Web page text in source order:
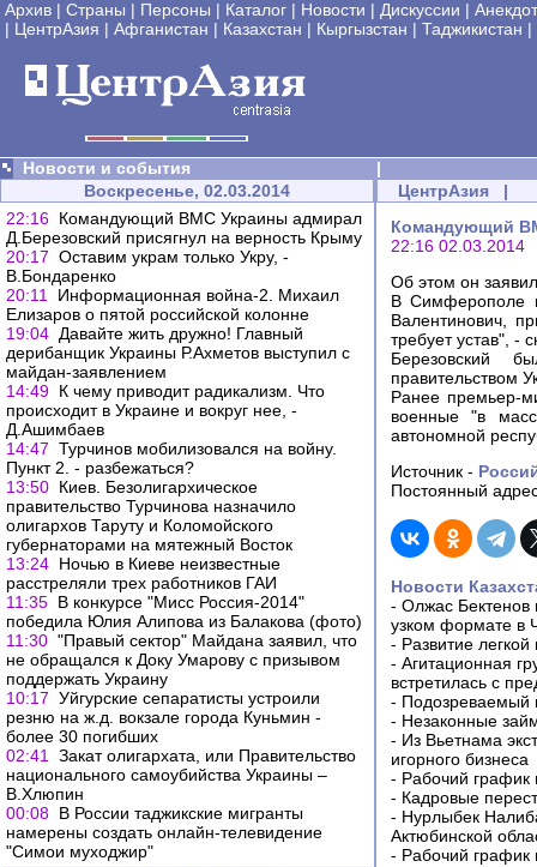
Архив | Страны | Персоны | Каталог | Новости | Дискуссии |
| ЦентрАзия | Афганистан | Казахстан | Кыргызстан | Таджикистан |
Новости и события
|
Воскресенье, 02.03.2014
22:16 Командующий ВМС Украины адмирал
Д.Березовский присягнул на верность Крыму
20:17 Оставим украм только Укру, -
В.Бондаренко
20:11
Информационная война-2. Михаил
Елизаров о пятой российской колонне
19:04 Давайте жить дружно! Главный
дерибанщик Украины Р.Ахметов выступил с
майдан-заявлением
14:49 К чему приводит радикализм. Что
происходит в Украине и вокруг нее, -
Д.Ашимбаев
14:47 Турчинов мобилизовался на войну.
Пункт 2. - разбежаться?
13:50 Киев. Безолигархическое
правительство Турчинова назначило
олигархов Таруту и Коломойского
губернаторами на мятежный Восток
13:24 Ночью в Киеве неизвестные
расстреляли трех работников ГАИ
11:35 В конкурсе "Мисс Россия-2014"
победила Юлия Алипова из Балакова (фото)
11:30 "Правый сектор" Майдана заявил, что
не обращался к Доку Умарову с призывом
поддержать Украину
10:17 Уйгурские сепаратисты устроили
резню на ж.д. вокзале города Куньмин -
более 30 погибших
02:41
Закат олигархата, или Правительство
национального самоубийства Украины –
В.Хлюпин
00:08 В России таджикские мигранты
намерены создать онлайн-телевидение
"Симои муходжир"
ЦентрАзия |
Командующий
22:16 02.03.2014
Об этом он
В Симферополе
Валентинович,
требует устав", -
Березовский
правительством
Ранее премьер-
военные "в
автономной
Источник -
Постоянный
Новости
- Олжас Бектенов
узком формате в
- Развитие
- Агитационная
встретилась с
- Подозреваемый
- Незаконные
- Из Вьетнама
игорного бизнеса
- Рабочий график
- Кадровые
- Нурлыбек
Актюбинской
- Рабочий график